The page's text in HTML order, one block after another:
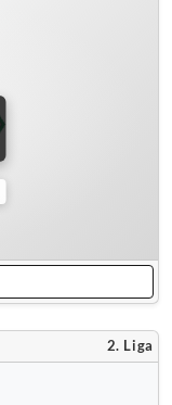
2. Liga